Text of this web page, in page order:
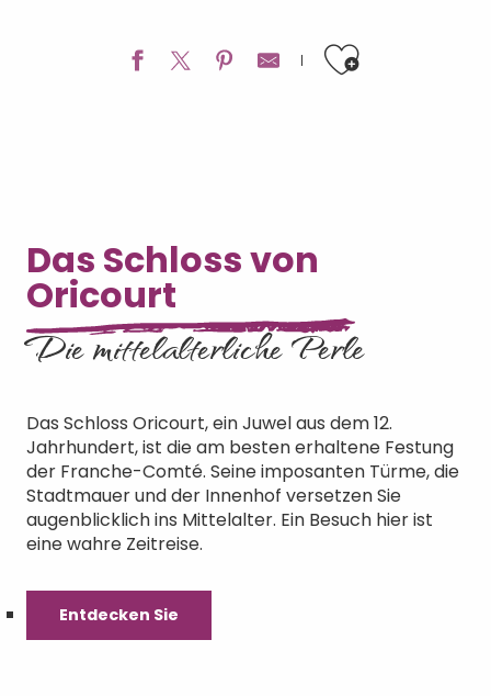
Ajouter
Das Schloss von
Oricourt
Die mittelalterliche Perle
Das Schloss Oricourt, ein Juwel aus dem 12.
Jahrhundert, ist die am besten erhaltene Festung
der Franche-Comté. Seine imposanten Türme, die
Stadtmauer und der Innenhof versetzen Sie
augenblicklich ins Mittelalter. Ein Besuch hier ist
eine wahre Zeitreise.
Entdecken Sie